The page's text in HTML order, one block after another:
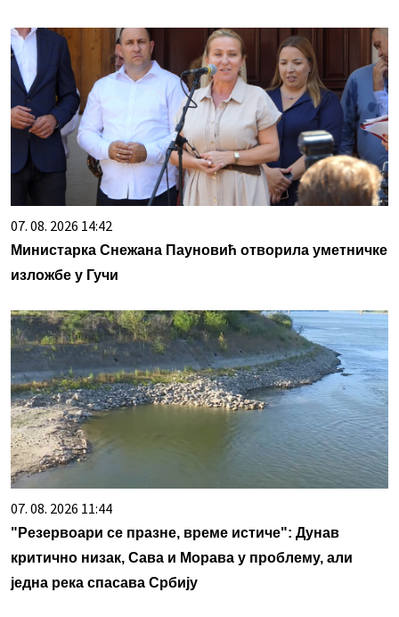
07. 08. 2026 14:42
Министарка Снежана Пауновић отворила уметничке
изложбе у Гучи
07. 08. 2026 11:44
"Резервоари се празне, време истиче": Дунав
критично низак, Сава и Морава у проблему, али
једна река спасава Србију